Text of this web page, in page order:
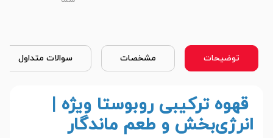
توضیحات مشخصات سوالات متداول
قهوه ترکیبی روبوستا ویژه |
انرژی‌بخش و طعم ماندگار